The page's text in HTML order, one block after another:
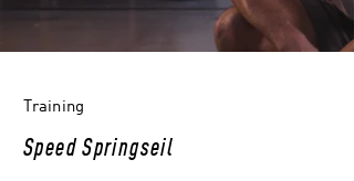
Training
Speed Springseil